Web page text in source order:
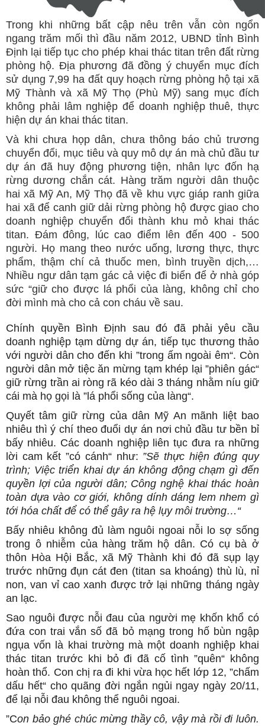
Trong khi những bất cập nêu trên vẫn còn ngổn
ngang trăm mối thì đầu năm 2012, UBND tỉnh Bình
Định lại tiếp tục cho phép khai thác titan trên đất rừng
phòng hộ. Địa phương đã đồng ý chuyển mục đích
sử dụng 7,99 ha đất quy hoạch rừng phòng hộ tại xã
Mỹ Thành và xã Mỹ Thọ (Phù Mỹ) sang mục đích
không phải lâm nghiệp để doanh nghiệp thuê, thực
hiện dự án khai thác titan.
Và khi chưa họp dân, chưa thông báo chủ trương
chuyển đổi, mục tiêu và quy mô dự án mà chủ đầu tư
dự án đã huy động phương tiện, nhân lực đốn hạ
rừng dương chắn cát. Hàng trăm người dân thuộc
hai xã Mỹ An, Mỹ Thọ đã về khu vực giáp ranh giữa
hai xã để canh giữ dải rừng phòng hộ được giao cho
doanh nghiệp chuyển đổi thành khu mỏ khai thác
titan. Đám đông, lúc cao điểm lên đến 400 - 500
người. Họ mang theo nước uống, lương thực, thực
phẩm, thậm chí cả thuốc men, bình truyền dịch,…
Nhiều ngư dân tạm gác cả việc đi biển để ở nhà góp
sức “giữ cho được lá phổi của làng, không chỉ cho
đời mình mà cho cả con cháu về sau.
Chính quyền Bình Định sau đó đã phải yêu cầu
doanh nghiệp tạm dừng dự án, tiếp tục thương thảo
với người dân cho đến khi ”trong ấm ngoài êm“. Còn
người dân mở tiệc ăn mừng tạm khép lại ”phiên gác“
giữ rừng trần ai ròng rã kéo dài 3 tháng nhằm níu giữ
cái mà họ gọi là ”lá phổi sống của làng“.
Quyết tâm giữ rừng của dân Mỹ An mãnh liệt bao
nhiêu thì ý chí theo đuổi dự án nơi chủ đầu tư bền bỉ
bấy nhiêu. Các doanh nghiệp liên tục đưa ra những
lời cam kết ”có cánh“ như: ”Sẽ thực hiện đúng quy
trình; Việc triển khai dự án không động chạm gì đến
quyền lợi của người dân; Công nghệ khai thác hoàn
toàn dựa vào cơ giới, không dính dáng lem nhem gì
tới hóa chất để có thể gây ra hệ lụy môi trường…“
Bấy nhiêu không đủ làm nguôi ngoai nỗi lo sợ sống
trong ô nhiễm của hàng trăm hộ dân. Có cụ bà ở
thôn Hòa Hội Bắc, xã Mỹ Thành khi đó đã sụp lạy
trước những đụn cát đen (titan sa khoáng) thù lù, nỉ
non, van vỉ cao xanh được trở lại những tháng ngày
an lạc.
Sao nguôi được nỗi đau của người mẹ khốn khổ có
đứa con trai vắn số đã bỏ mạng trong hố bùn ngập
ngụa vốn là khai trường mà một doanh nghiệp khai
thác titan trước khi bỏ đi đã cố tình ”quên“ không
hoàn thổ. Con chị ra đi khi vừa học hết lớp 12, ”chấm
dấu hết“ cho quãng đời ngắn ngủi ngay ngày 20/11,
để lại nỗi đau không thể nguôi ngoai.
”Con bảo ghé chúc mừng thầy cô, vậy mà rồi đi luôn.